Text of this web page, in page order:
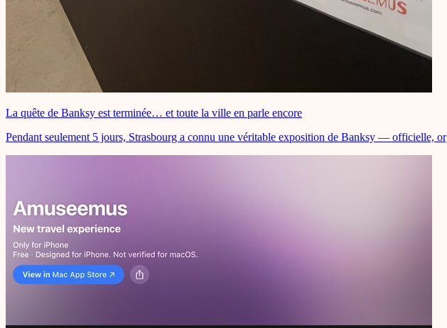
La quête de Banksy est terminée… et toute la ville en parle encore
Pendant seulement 5 jours, Strasbourg a connu une véritable exposition de Banksy — officielle,